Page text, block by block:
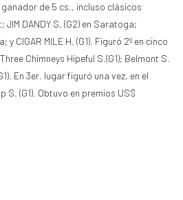
ganador de 5 cs., incluso clásicos
JIM DANDY S, (G2) en Saratoga;
y CIGAR MILE H. (G1). Figuró 2º en cinco
Chimneys Hipeful S.(G1); Belmont S.
En 3er. lugar figuró una vez, en el
S. (G1). Obtuvo en premios US$